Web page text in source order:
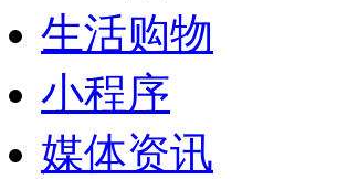
生活购物
小程序
媒体资讯